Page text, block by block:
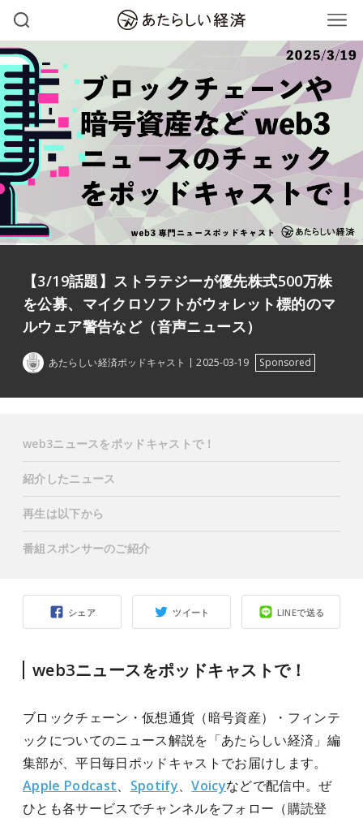
【3/19話題】ストラテジーが優先株式500万株
を公募、マイクロソフトがウォレット標的のマ
ルウェア警告など（音声ニュース）
あたらしい経済ポッドキャスト 2025-03-19 Sponsored
シェア ツイート LINEで送る
web3ニュースをポッドキャストで！
ブロックチェーン・仮想通貨（暗号資産）・フィンテ
ックについてのニュース解説を「あたらしい経済」編
集部が、平日毎日ポッドキャストでお届けします。
Apple Podcast、 Spotify、Voicyなどで配信中。ぜ
ひとも各サービスでチャンネルをフォロー（購読登
web3ニュースをポッドキャストで！
紹介したニュース
再生は以下から
番組スポンサーのご紹介